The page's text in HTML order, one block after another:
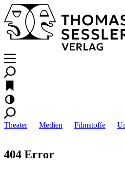
Theater Medien Filmstoffe
404 Error